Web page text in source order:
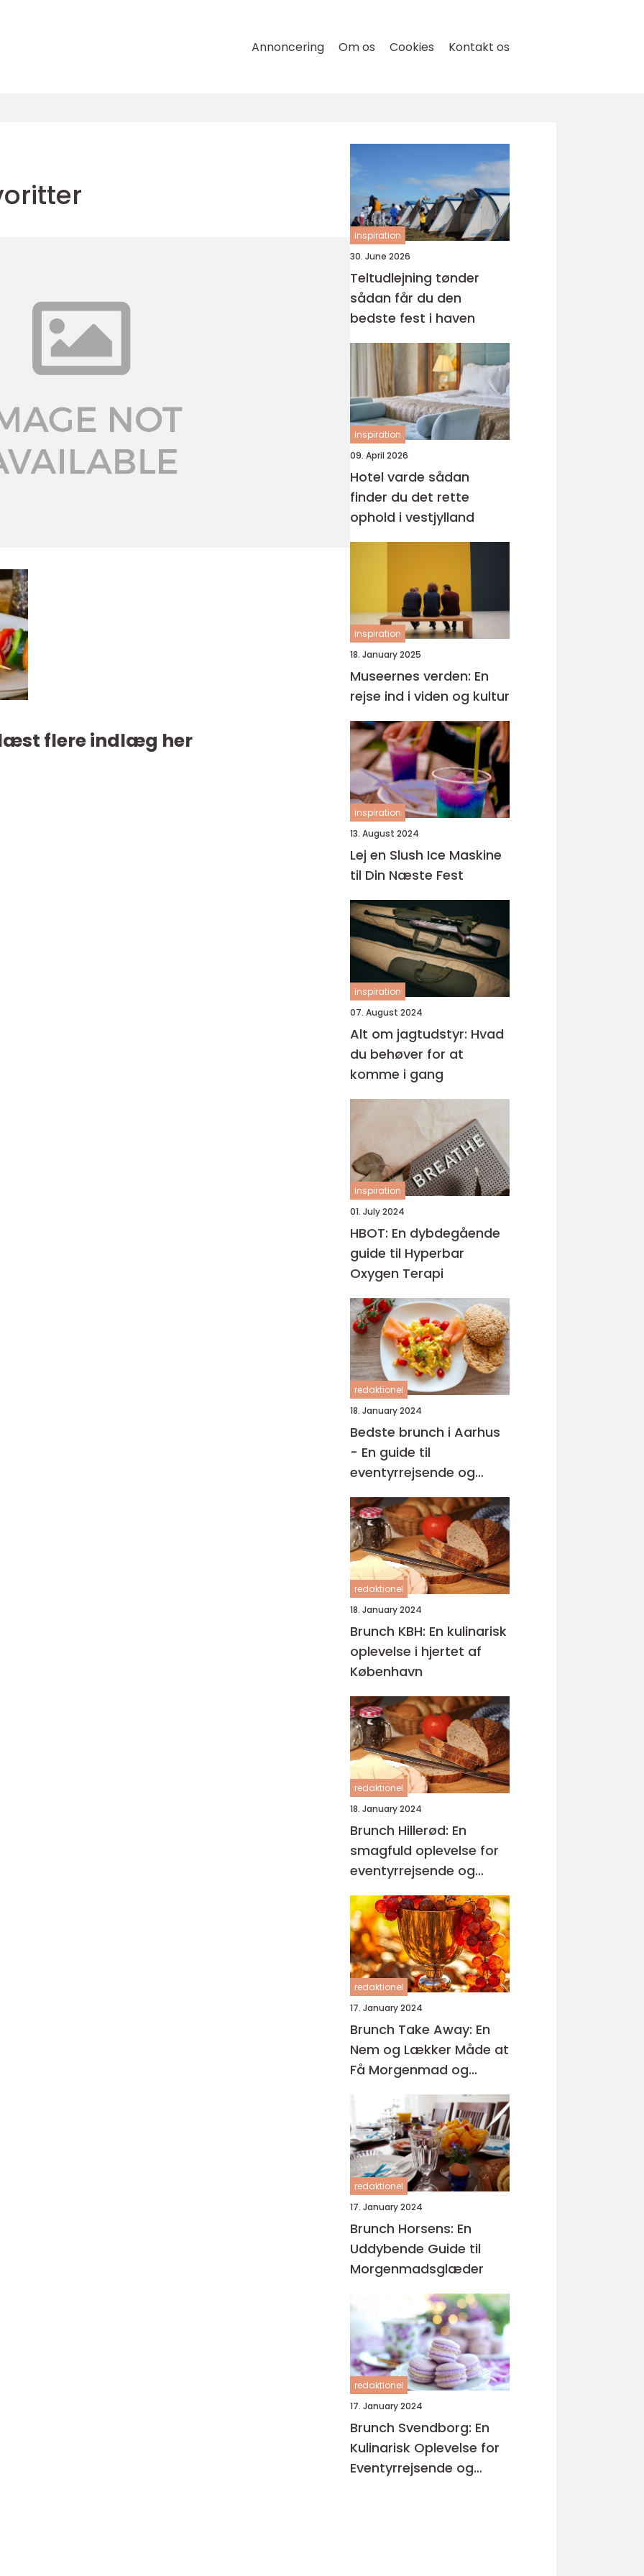
Annoncering Om os Cookies Kontakt os
flere indlæg her
inspiration
30. June 2026
Teltudlejning tønder
sådan får du den
bedste fest i haven
inspiration
09. April 2026
Hotel varde sådan
finder du det rette
ophold i vestjylland
inspiration
18. January 2025
Museernes verden: En
rejse ind i viden og kultur
inspiration
13. August 2024
Lej en Slush Ice Maskine
til Din Næste Fest
inspiration
07. August 2024
Alt om jagtudstyr: Hvad
du behøver for at
komme i gang
inspiration
01. July 2024
HBOT: En dybdegående
guide til Hyperbar
Oxygen Terapi
redaktionel
18. January 2024
Bedste brunch i Aarhus
- En guide til
eventyrrejsende og
backpackere
redaktionel
18. January 2024
Brunch KBH: En kulinarisk
oplevelse i hjertet af
København
redaktionel
18. January 2024
Brunch Hillerød: En
smagfuld oplevelse for
eventyrrejsende og
backpackere
redaktionel
17. January 2024
Brunch Take Away: En
Nem og Lækker Måde at
Få Morgenmad og
Frokost på Farten
redaktionel
17. January 2024
Brunch Horsens: En
Uddybende Guide til
Morgenmadsglæder
redaktionel
17. January 2024
Brunch Svendborg: En
Kulinarisk Oplevelse for
Eventyrrejsende og